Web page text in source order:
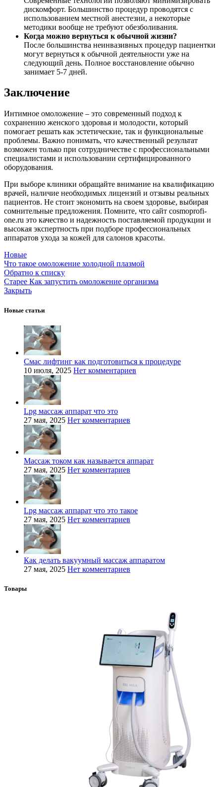
дискомфорт. Большинство процедур проводятся с
использованием местной анестезии, а некоторые
методики вообще не требуют обезболивания.
Когда можно вернуться к обычной жизни?
После большинства неинвазивных процедур пациентки
могут вернуться к обычной деятельности уже на
следующий день. Полное восстановление обычно
занимает 5-7 дней.
Заключение
Интимное омоложение – это современный подход к
сохранению женского здоровья и молодости, который
помогает решать как эстетические, так и функциональные
проблемы. Важно понимать, что качественный результат
возможен только при сотрудничестве с профессиональными
специалистами и использовании сертифицированного
оборудования.
При выборе клиники обращайте внимание на квалификацию
врачей, наличие необходимых лицензий и отзывы реальных
пациентов. Не стоит экономить на своем здоровье, выбирая
сомнительные предложения. Помните, что сайт cosmoprofi-
one.ru это качество и надежность поставляемой продукции и
высокая экспертность при подборе профессиональных
аппаратов ухода за кожей для салонов красоты.
Новые
Что такое омоложение холодной плазмой
Обратно к списку
Старее Как запустить омоложение организма
Закрыть
Новые статьи
Смас лифтинг как подготовиться к процедуре
10 июля, 2025 Нет комментариев
Lpg массаж аппарат что это
27 мая, 2025 Нет комментариев
Массаж током как называется аппарат
27 мая, 2025 Нет комментариев
Lpg массаж аппарат что это такое
27 мая, 2025 Нет комментариев
Как делать вакуумный массаж аппаратом
27 мая, 2025 Нет комментариев
Товары